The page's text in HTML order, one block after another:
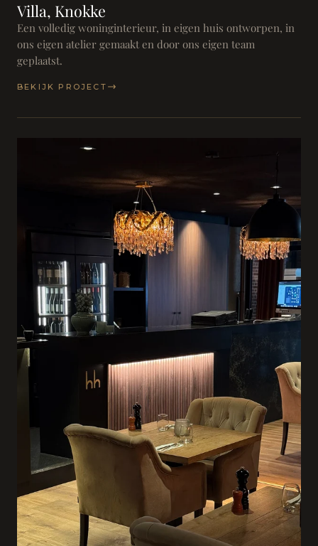
Villa, Knokke
Een volledig woninginterieur, in eigen huis ontworpen, in
ons eigen atelier gemaakt en door ons eigen team
geplaatst.
BEKIJK PROJECT